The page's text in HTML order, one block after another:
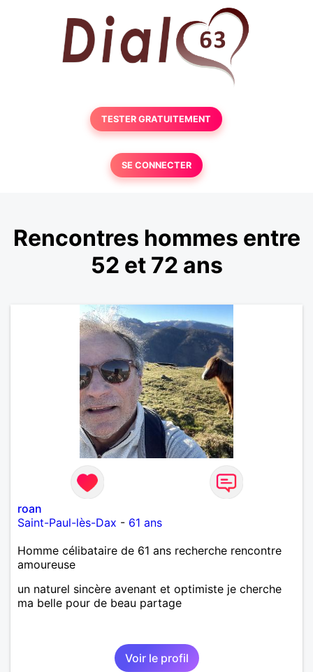
TESTER GRATUITEMENT
SE CONNECTER
Rencontres hommes entre
52 et 72 ans
roan
Saint-Paul-lès-Dax - 61 ans
Homme célibataire de 61 ans recherche rencontre
amoureuse
un naturel sincère avenant et optimiste je cherche
ma belle pour de beau partage
Voir le profil